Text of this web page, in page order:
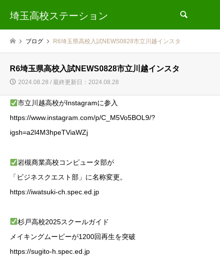
埼玉高校ステーション
ブログ R6埼玉県高校入試NEWS0828市立川越インスタ
R6埼玉県高校入試NEWS0828市立川越インスタ
2024.08.28 / 最終更新日：2024.08.28
市立川越高校がInstagramに参入
https://www.instagram.com/p/C_M5Vo5BOL9/?
igsh=a2l4M3hpeTViaWZj
岩槻商業高校コンピュータ部が
「ビジネスクエスト部」に名称変更。
https://iwatsuki-ch.spec.ed.jp
杉戸高校2025スクールガイド
メイキングムービーが1200回再生を突破
https://sugito-h.spec.ed.jp